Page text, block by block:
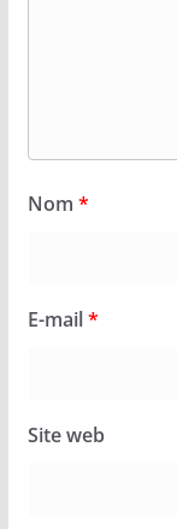
Nom *
E-mail*
Site web